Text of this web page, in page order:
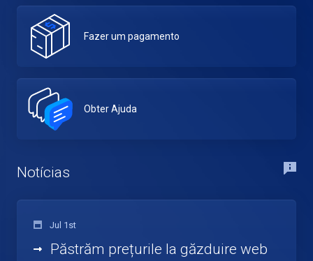
Fazer um pagamento
Obter Ajuda
Notícias
Jul 1st
Păstrăm prețurile la găzduire web